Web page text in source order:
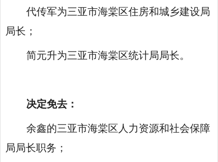
代传军为三亚市海棠区住房和城乡建设局
局长；
简元升为三亚市海棠区统计局局长。
决定免去：
余鑫的三亚市海棠区人力资源和社会保障
局局长职务；